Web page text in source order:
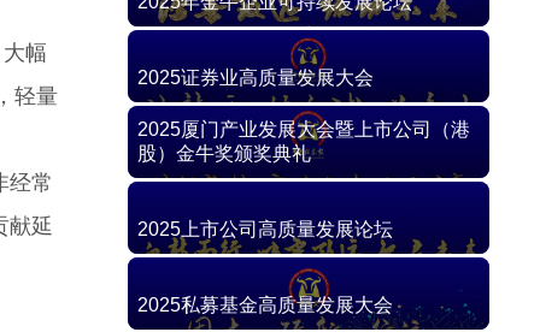
幅
轻量
经常
献延